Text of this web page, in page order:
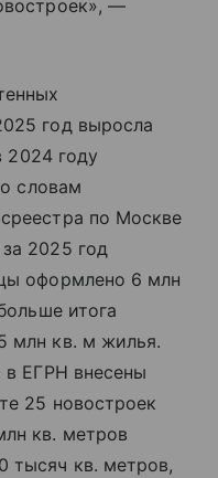
—
год выросла
2024 году
словам
по Москве
2025 год
оформлено 6 млн
итога
млн кв. м жилья.
в ЕГРН внесены
25 новостроек
кв. метров
тысяч кв. метров,